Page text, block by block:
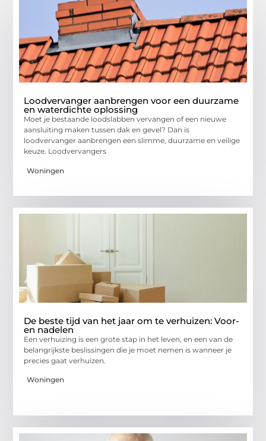
Loodvervanger aanbrengen voor een duurzame
en waterdichte oplossing
Moet je bestaande loodslabben vervangen of een nieuwe
aansluiting maken tussen dak en gevel? Dan is
loodvervanger aanbrengen een slimme, duurzame en veilige
keuze. Loodvervangers
Woningen
De beste tijd van het jaar om te verhuizen: Voor-
en nadelen
Een verhuizing is een grote stap in het leven, en een van de
belangrijkste beslissingen die je moet nemen is wanneer je
precies gaat verhuizen.
Woningen